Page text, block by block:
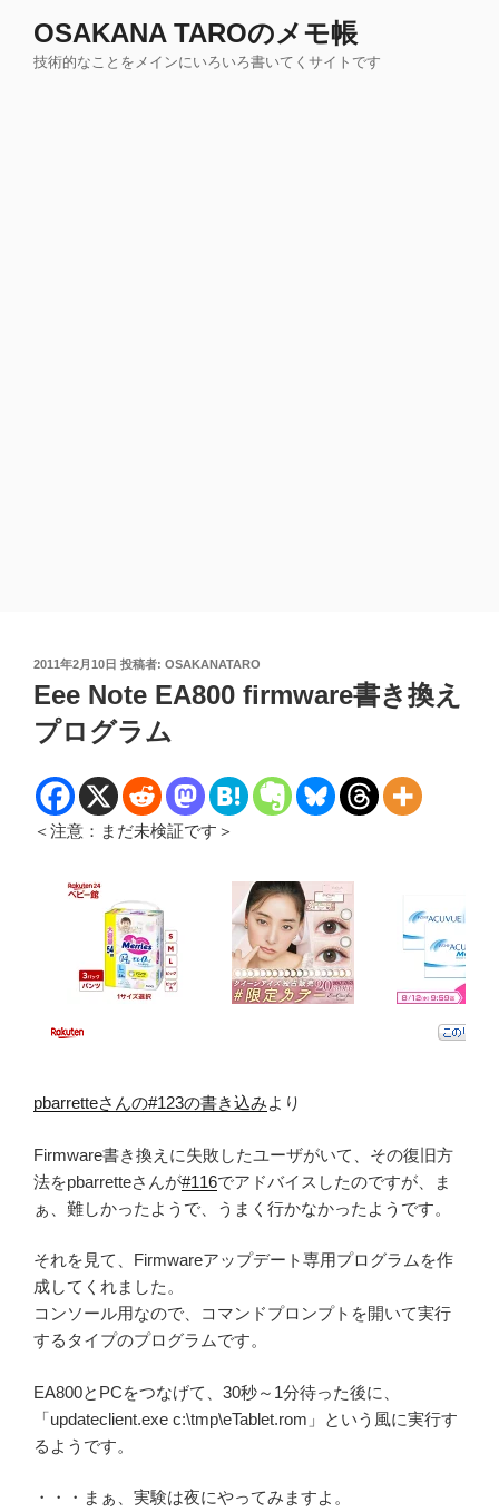
OSAKANA TAROのメモ帳
技術的なことをメインにいろいろ書いてくサイトです
投
稿
日:
2011年2月10日 投稿者: OSAKANATARO
Eee Note EA800 firmware書き換え
プログラム
＜注意：まだ未検証です＞
pbarretteさんの#123の書き込みより
Firmware書き換えに失敗したユーザがいて、その復旧方
法をpbarretteさんが#116でアドバイスしたのですが、ま
ぁ、難しかったようで、うまく行かなかったようです。
それを見て、Firmwareアップデート専用プログラムを作
成してくれました。
コンソール用なので、コマンドプロンプトを開いて実行
するタイプのプログラムです。
EA800とPCをつなげて、30秒～1分待った後に、
「updateclient.exe c:\tmp\eTablet.rom」という風に実行す
るようです。
・・・まぁ、実験は夜にやってみますよ。